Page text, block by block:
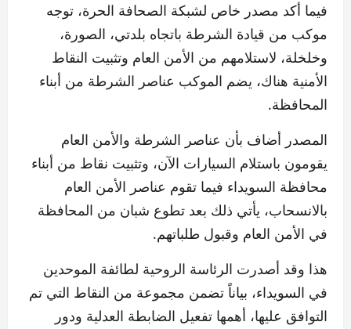
فيما أكد مصدر خاص لشبكة الصحافة الحرة، توجه
موكب من قيادة الشرطة باتجاه بلدتي، الصورة،
وخلخلة، لاستلامهم من الأمن العام وتثبيت النقاط
الأمنية هناك، يضم الموكب عناصر الشرطة من أبناء
المحافظة.
المصدر أضاف بأن عناصر الشرطة والأمن العام
يقومون باستلام السيارات الآن، وتثبيت نقاط من أبناء
محافظة السويداء فيما تقوم عناصر الأمن العام
بالانسحاب، يأتي ذلك بعد تطوع شبان من المحافظة
في الأمن العام وقبول طلباتهم.
هذا وقد أصدرت الرئاسة الروحية لطائفة الموحدين
في السويداء، بياناً تضمن مجموعة من النقاط التي تم
التوافق عليها، أهمها تفعيل الضابطة العدلية ودور